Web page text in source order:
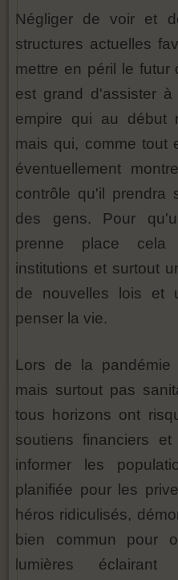
Négliger de voir et
structures actuelles
mettre en péril le futur
est grand d'assister
empire qui au début
mais qui, comme tout
éventuellement
contrôle qu'il prendra
des gens. Pour
prenne place cela
institutions et surtout
de nouvelles lois et
penser la vie.
Lors de la pandémie
mais surtout pas
tous horizons ont
soutiens financiers
informer les
planifiée pour les
héros ridiculisés,
bien commun pour
lumières